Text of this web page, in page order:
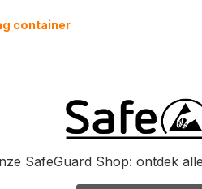
container
SafeGuard Shop: ontdek